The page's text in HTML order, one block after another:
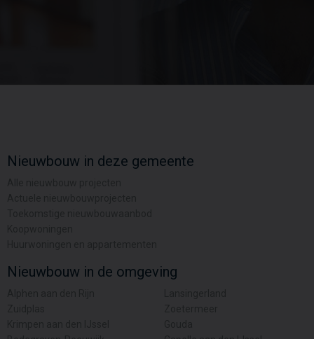
Nieuwbouw in deze gemeente
Nieuwbouw in de omgeving